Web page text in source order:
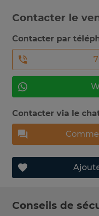
Contacter le
Contacter par
Contacter via le
Conseils de